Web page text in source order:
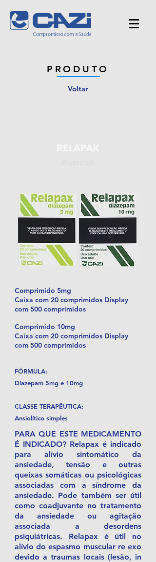
PRODUTO
Voltar
Comprimido 5mg
Caixa com 20 comprimidos Display
com 500 comprimidos
Comprimido 10mg
Caixa com 20 comprimidos Display
com 500 comprimidos
FÓRMULA:
Diazepam 5mg e 10mg
CLASSE TERAPÊUTICA:
Ansiolítico simples
PARA QUE ESTE MEDICAMENTO
É INDICADO? Relapax é indicado
para alívio sintomático da
ansiedade, tensão e outras
queixas somáticas ou psicológicas
associadas com a síndrome da
ansiedade. Pode também ser útil
como coadjuvante no tratamento
da ansiedade ou agitação
associada a desordens
psiquiátricas. Relapax é útil no
alívio do espasmo muscular re exo
devido a traumas locais (lesão, in